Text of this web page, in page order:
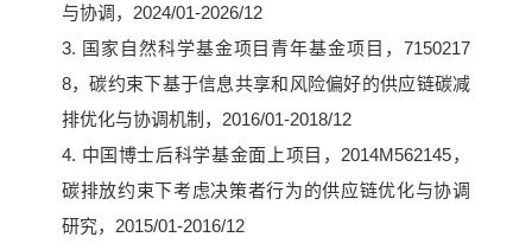
与协调，2024/01-2026/12
3. 国家自然科学基金项目青年基金项目，7150217
8，碳约束下基于信息共享和风险偏好的供应链碳减
排优化与协调机制，2016/01-2018/12
4. 中国博士后科学基金面上项目，2014M562145，
碳排放约束下考虑决策者行为的供应链优化与协调
研究，2015/01-2016/12